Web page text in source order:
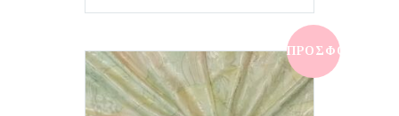
€10,00. ΠΡΟΣΦΟΡΆ!